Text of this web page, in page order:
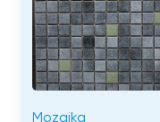
Mozaika